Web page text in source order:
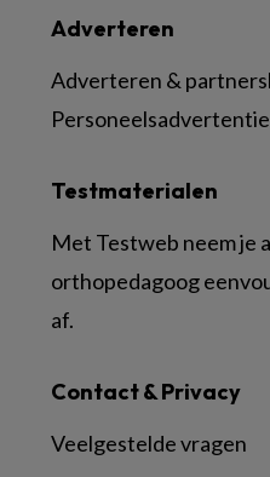
Contact & Privacy
Veelgestelde vragen
Testmaterialen
Met Testweb neem je
orthopedagoog
af.
Adverteren
Adverteren &
Personeelsadvertentie